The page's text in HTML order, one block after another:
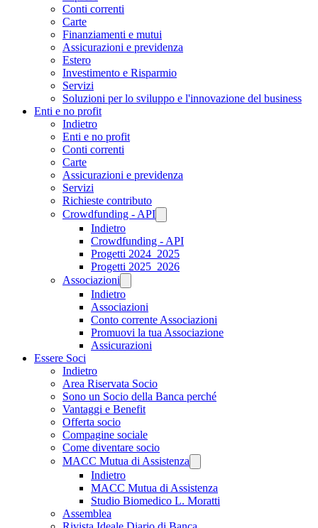
Conti correnti
Carte
Finanziamenti e mutui
Assicurazioni e previdenza
Estero
Investimento e Risparmio
Servizi
Soluzioni per lo sviluppo e l'innovazione del business
Enti e no profit
Indietro
Enti e no profit
Conti correnti
Carte
Assicurazioni e previdenza
Servizi
Richieste contributo
Crowdfunding - API
Indietro
Crowdfunding - API
Progetti 2024_2025
Progetti 2025_2026
Associazioni
Indietro
Associazioni
Conto corrente Associazioni
Promuovi la tua Associazione
Assicurazioni
Essere Soci
Indietro
Area Riservata Socio
Sono un Socio della Banca perché
Vantaggi e Benefit
Offerta socio
Compagine sociale
Come diventare socio
MACC Mutua di Assistenza
Indietro
MACC Mutua di Assistenza
Studio Biomedico L. Moratti
Assemblea